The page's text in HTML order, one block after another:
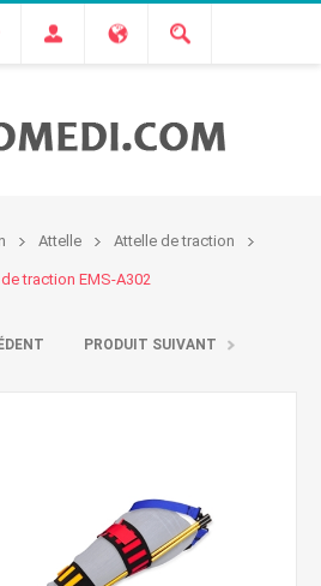
Attelle Attelle de traction
traction EMS-A302
PRODUIT SUIVANT